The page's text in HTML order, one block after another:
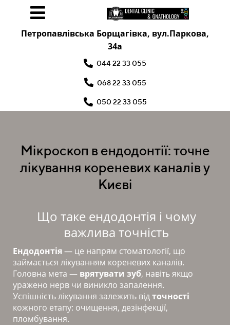
Петропавлівська Борщагівка, вул.Паркова,
34а
044 22 33 055
068 22 33 055
050 22 33 055
Мікроскоп в ендодонтії: точне
лікування кореневих каналів у
Києві
Що таке ендодонтія і чому
важлива точність
Ендодонтія— це напрям стоматології, що
займається лікуванням кореневих каналів.
Головна мета — врятувати зуб, навіть якщо
уражено нерв чи виникло запалення.
Успішність лікування залежить відточності
кожного етапу: очищення, дезінфекції,
пломбування.